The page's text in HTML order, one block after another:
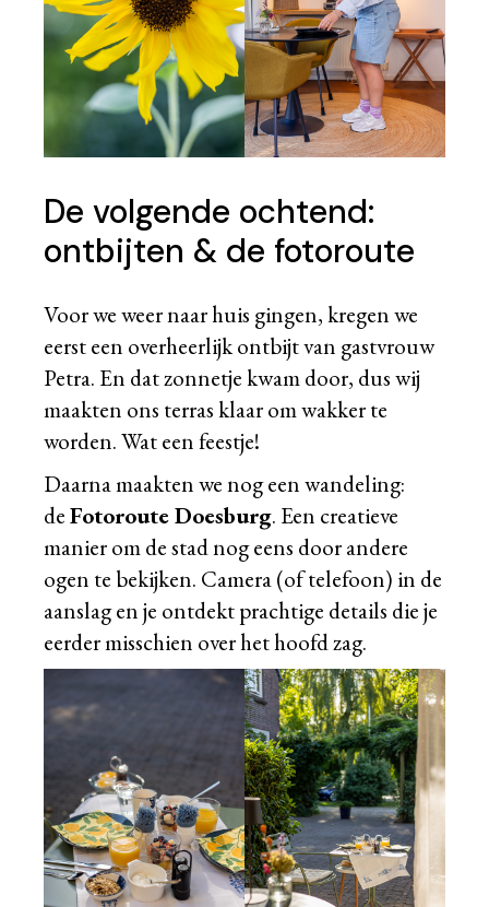
De volgende ochtend:
ontbijten & de fotoroute
Voor we weer naar huis gingen, kregen we
eerst een overheerlijk ontbijt van gastvrouw
Petra. En dat zonnetje kwam door, dus wij
maakten ons terras klaar om wakker te
worden. Wat een feestje!
Daarna maakten we nog een wandeling:
deFotoroute Doesburg. Een creatieve
manier om de stad nog eens door andere
ogen te bekijken. Camera (of telefoon) in de
aanslag en je ontdekt prachtige details die je
eerder misschien over het hoofd zag.